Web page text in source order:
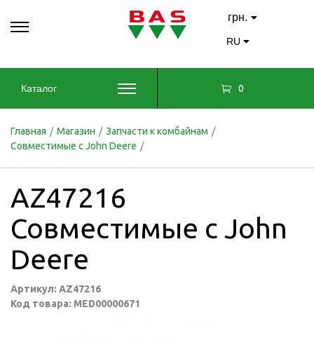
грн.
RU
Каталог 0
Главная / Магазин / Запчасти к комбайнам /
Совместимые с John Deere /
AZ47216
Совместимые с John
Deere
Артикул: AZ47216
Код товара: MED00000671